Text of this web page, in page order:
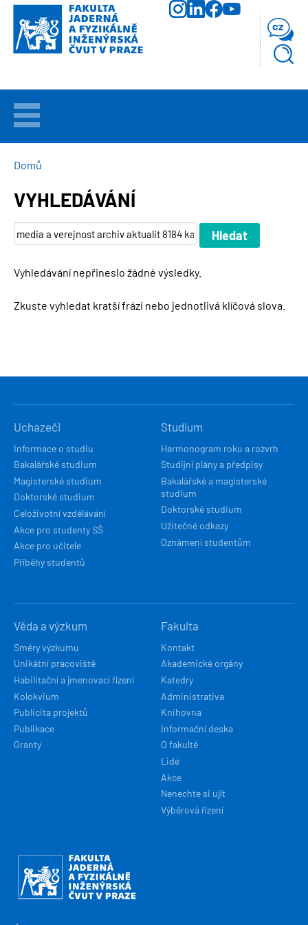
Přejít
hlavnímu
obsahu
VÍTEJTE
UCHAZEČI
STUDIUM
VĚDA
FAKULTA
cz
DROBEČKOVÁ
Domů
VYHLEDÁVÁNÍ
Vyhledávání nepřineslo žádné výsledky.
Zkuste vyhledat kratší frázi nebo jednotlivá klíčová slova.
NAVIGACE
Uchazeči
Informace o studiu
Bakalářské studium
Magisterské studium
Doktorské studium
Celoživotní vzdělávání
Akce pro studenty SŠ
Akce pro učitele
Příběhy studentů
Studium
Harmonogram roku a rozvrh
Studijní plány a předpisy
Bakalářské a magisterské
studium
Doktorské studium
Užitečné odkazy
Oznámení studentům
Věda a výzkum
Směry výzkumu
Unikátní pracoviště
Habilitační a jmenovací řízení
Kolokvium
Publicita projektů
Publikace
Granty
Fakulta
Kontakt
Akademické orgány
Katedry
Administrativa
Knihovna
Informační deska
O fakultě
Lidé
Akce
Nenechte si ujít
Výběrová řízení
Obrázek